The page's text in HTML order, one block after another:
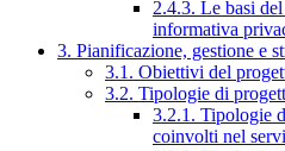
2.4.3. Le basi
informativa
3. Pianificazione, gestione e
3.1. Obiettivi del
3.2. Tipologie di
3.2.1. Tipologie
coinvolti nel